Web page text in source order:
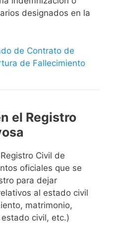
designados en la
de Contrato de
de Fallecimiento
el Registro
Civil de
oficiales que se
para dejar
al estado civil
matrimonio,
civil, etc.)